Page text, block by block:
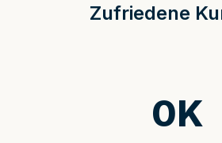
Zufriedene
0K